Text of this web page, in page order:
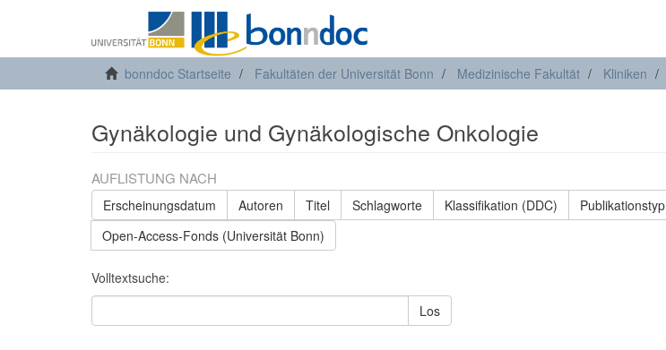
bonndoc Startseite Fakultäten der Universität Bonn Medizinische Fakultät Kliniken
Gynäkologie und Gynäkologische Onkologie
AUFLISTUNG NACH
Erscheinungsdatum Autoren Titel Schlagworte Klassifikation (DDC)
Publikationstyp
Open-Access-Fonds (Universität Bonn)
Volltextsuche:
Los